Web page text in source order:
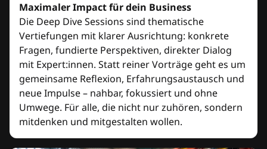
Maximaler Impact für dein Business
Die Deep Dive Sessions sind thematische
Vertiefungen mit klarer Ausrichtung: konkrete
Fragen, fundierte Perspektiven, direkter Dialog
mit Expert:innen. Statt reiner Vorträge geht es um
gemeinsame Reflexion, Erfahrungsaustausch und
neue Impulse – nahbar, fokussiert und ohne
Umwege. Für alle, die nicht nur zuhören, sondern
mitdenken und mitgestalten wollen.